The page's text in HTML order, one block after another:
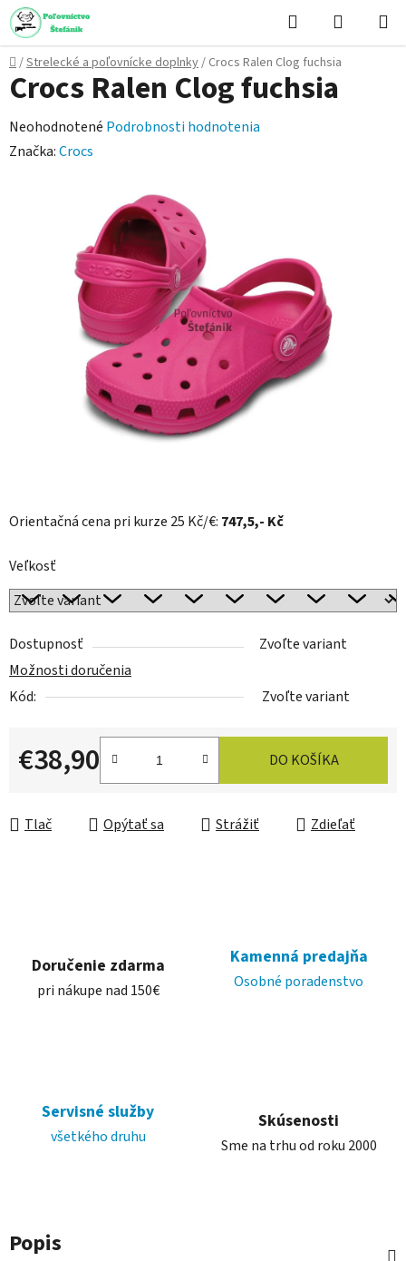
Prejsť
na
obsah
Hľadať
KOŠÍK
Domov
/Strelecké a poľovnícke doplnky/ Crocs Ralen Clog fuchsia
Orientačná cena pri kurze 25 Kč/€: 747,5,- Kč
Veľkosť
Dostupnosť
Zvoľte variant
Možnosti doručenia
Kód:
Zvoľte variant
€38,90
Jednotková cena:
DO KOŠÍKA
Tlač Opýtať sa Strážiť Zdieľať
Crocs Ralen Clog fuchsia
Priemerné
hodnotenie
hviezdičiek.
Neohodnotené Podrobnosti hodnotenia
Značka:Crocs
Doručenie zdarma
pri nákupe nad 150€
Kamenná predajňa
Osobné poradenstvo
Servisné služby
všetkého druhu
Skúsenosti
Sme na trhu od roku 2000
Popis